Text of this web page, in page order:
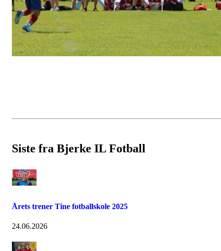
Siste fra Bjerke IL Fotball
Årets trener Tine fotballskole 2025
24.06.2026